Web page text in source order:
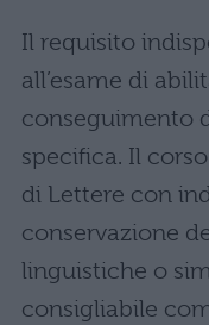
Il requisito
all’esame di
conseguimento
specifica. Il
di Lettere con
conservazione
linguistiche o
consigliabile